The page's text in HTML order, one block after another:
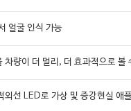
얼굴 인식 가능
량이 더 멀리, 더 효과적으로 볼
선 LED로 가상 및 증강현실 애